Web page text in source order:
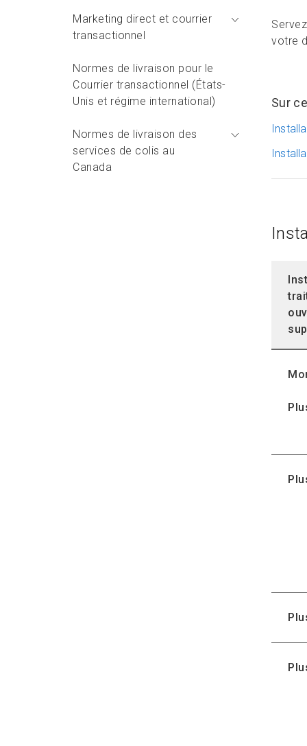
Marketing direct et courrier
transactionnel
Normes de livraison pour le
Courrier transactionnel (États-
Unis et régime international)
Normes de livraison des
services de colis au
Canada
votre
Sur